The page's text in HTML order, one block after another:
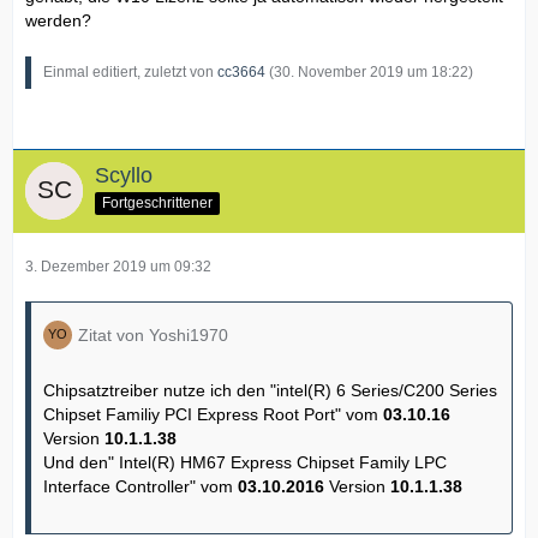
werden?
Einmal editiert, zuletzt von cc3664 (30. November 2019 um 18:22)
Scyllo
Fortgeschrittener
3. Dezember 2019 um 09:32
Zitat von Yoshi1970
Chipsatztreiber nutze ich den "intel(R) 6 Series/C200 Series
Chipset Familiy PCI Express Root Port" vom 03.10.16
Version 10.1.1.38
Und den" Intel(R) HM67 Express Chipset Family LPC
Interface Controller" vom 03.10.2016 Version 10.1.1.38